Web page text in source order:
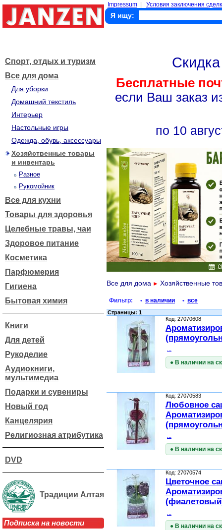
Impressum Условия заключения
Я ищу:
Спорт, отдых и туризм
Все для дома
Для уборки
Домашний текстиль
Интерьер
Настольные игры
Одежда, обувь, аксессуары
Хозяйственные товары
и инвентарь
Разное
Рукомойник
Все для кухни
Товары для здоровья
Целебные травы, чаи
Здоровое питание
Косметика
Парфюмерия
Гигиена
Бытовая химия
Книги
Для детей
Рукоделие
Аудиокниги,
мультимедиа
Подарки и сувениры
Новый год
Канцелярия
Религиозная атрибутика
DVD
Традиции Алтая
Подписка на новости
Бесплатные
если Ваш заказ
по 10
Все для дома ► Хозяйственные
Фильтр: • в наличии • все
Страницы: 1
Код: 27070608
...
● В наличии на
Код: 27070583
Любовное
...
● В наличии на
Код: 27070574
Цветочное
...
● В наличии на